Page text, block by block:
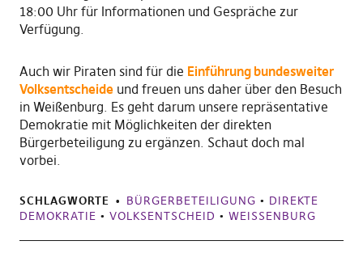
18:00 Uhr für Informationen und Gespräche zur
Verfügung.
Auch wir Piraten sind für die Einführung bundesweiter
Volksentscheideund freuen uns daher über den Besuch
in Weißenburg. Es geht darum unsere repräsentative
Demokratie mit Möglichkeiten der direkten
Bürgerbeteiligung zu ergänzen. Schaut doch mal
vorbei.
SCHLAGWORTE BÜRGERBETEILIGUNG • DIREKTE
DEMOKRATIE • VOLKSENTSCHEID • WEISSENBURG